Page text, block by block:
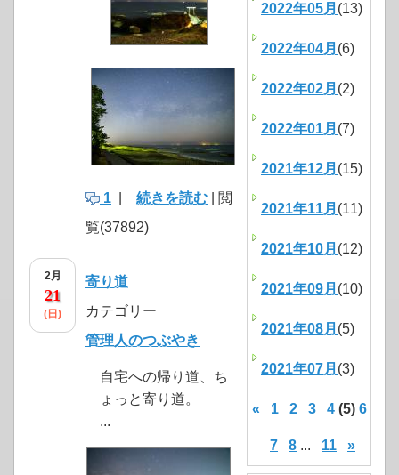
1 続きを読む | 閲
覧(37892)
2月
21
(日)
寄り道
カテゴリー
管理人のつぶやき
自宅への帰り道、ち
ょっと寄り道。
...
2022年05月 (13)
2022年04月 (6)
2022年02月 (2)
2022年01月 (7)
2021年12月 (15)
2021年11月 (11)
2021年10月 (12)
2021年09月 (10)
2021年08月 (5)
2021年07月 (3)
« 1 2 3 4 (5) 6
7 8 ... 11 »